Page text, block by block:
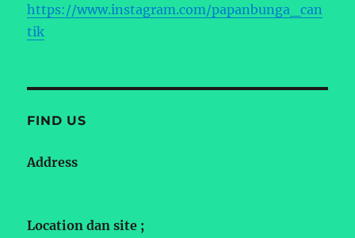
https://www.instagram.com/papanbunga_can
tik
FIND US
Address
Location dan site ;